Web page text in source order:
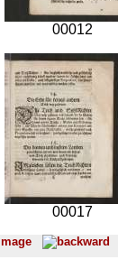
00012
00017